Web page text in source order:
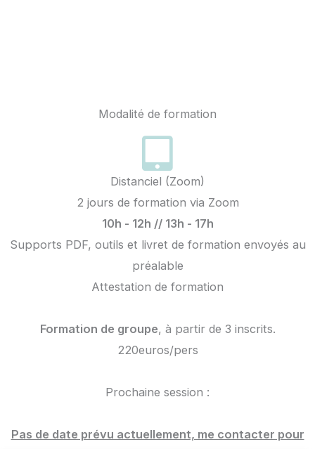
Modalité de formation
Distanciel (Zoom)
2 jours de formation via Zoom
10h - 12h // 13h - 17h
Supports PDF, outils et livret de formation envoyés au
préalable
Attestation de formation
Formation de groupe, à partir de 3 inscrits.
220euros/pers
Prochaine session :
Pas de date prévu actuellement, me contacter pour